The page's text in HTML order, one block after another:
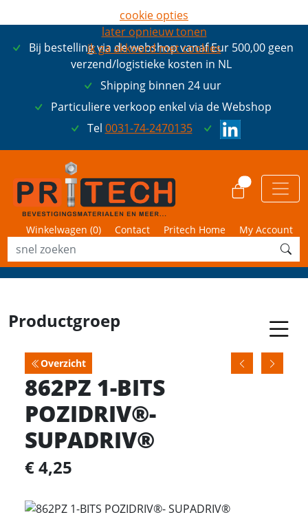
Bij bestelling via de webshop vanaf Eur 500,00 geen
verzend/logistieke kosten in NL
Shipping binnen 24 uur
Particuliere verkoop enkel via de Webshop
Tel 0031-74-2470135
Winkelwagen (0) Contact Pritech Home My Account
Productgroep
Overzicht
862PZ 1-BITS
POZIDRIV®-
SUPADRIV®
€ 4,25
cookie opties
later opnieuw tonen
ik ga akkoord met cookies